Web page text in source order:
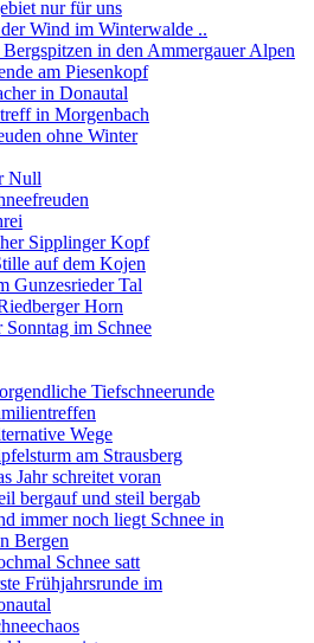
nur für uns
Wind im Winterwalde ..
in den Ammergauer Alpen
am Piesenkopf
in Donautal
in Morgenbach
ohne Winter
Null
Sipplinger Kopf
auf dem Kojen
Gunzesrieder Tal
Horn
Sonntag im Schnee
Tiefschneerunde
Wege
am Strausberg
Jahr schreitet voran
bergauf und steil bergab
immer noch liegt Schnee in
Bergen
Schnee satt
Frühjahrsrunde im